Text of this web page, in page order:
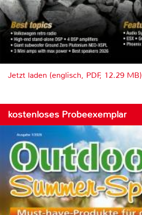
Jetzt laden (englisch, PDF, 12.29 MB)
kostenloses Probeexemplar